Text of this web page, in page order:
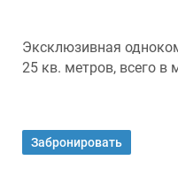
Эксклюзивная
25 кв. метров, всего в
Забронировать